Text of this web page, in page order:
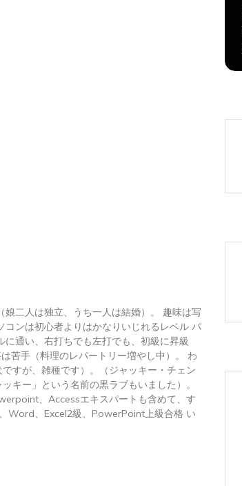
二人は独立、うち一人は結婚）。 趣味は写
ンは初心者よりはかなりいじれるレベル パ
通い、右打ちでも左打でも、初級に昇級
苦手（料理のレパートリー増やし中）。 わ
すが、雑種です）。（ジャッキー・チェン
キー」という名前の黒ラブもいました）。
、Accessエキスパートも含めて、す
Word、Excel2級、PowerPoint上級合格 い